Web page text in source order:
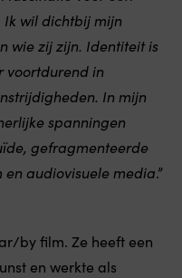
Ik wil dichtbij mijn
wie zij zijn. Identiteit is
voortdurend in
In mijn
spanningen
gefragmenteerde
audiovisuele media.”
by film. Ze heeft een
en werkte als